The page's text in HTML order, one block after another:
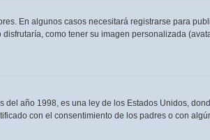
En algunos casos necesitará registrarse para
como tener su imagen personalizada
año 1998, es una ley de los Estados Unidos,
con el consentimiento de los padres o con